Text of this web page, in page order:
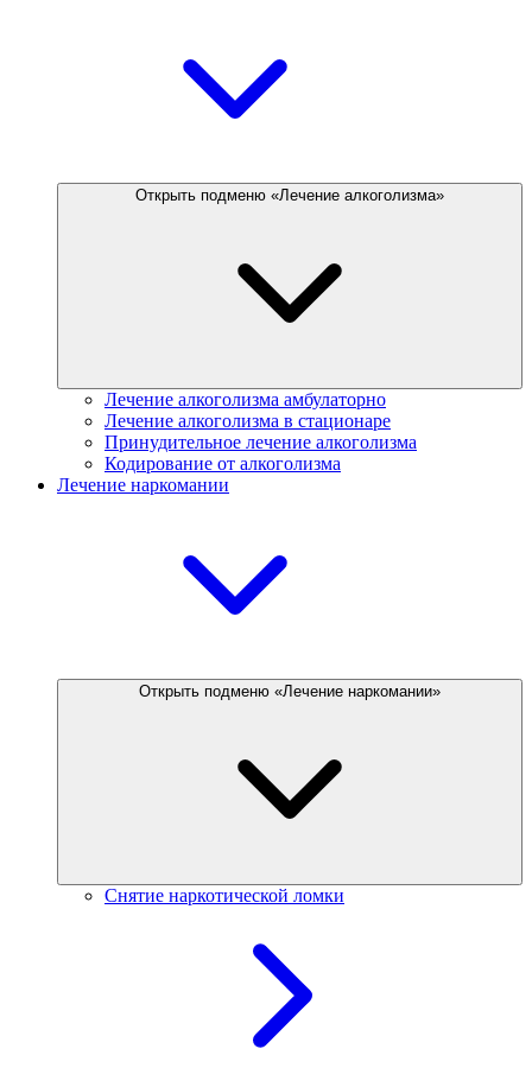
Открыть подменю «Лечение алкоголизма»
Лечение алкоголизма амбулаторно
Лечение алкоголизма в стационаре
Принудительное лечение алкоголизма
Кодирование от алкоголизма
Лечение наркомании
Открыть подменю «Лечение наркомании»
Снятие наркотической ломки